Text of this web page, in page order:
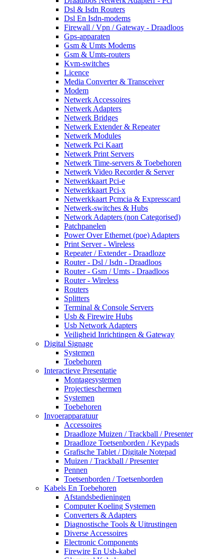
Dsl & Isdn Routers
Dsl En Isdn-modems
Firewall / Vpn / Gateway - Draadloos
Gps-apparaten
Gsm & Umts Modems
Gsm & Umts-routers
Kvm-switches
Licence
Media Converter & Transceiver
Modem
Netwerk Accessoires
Netwerk Adapters
Netwerk Bridges
Netwerk Extender & Repeater
Netwerk Modules
Netwerk Pci Kaart
Netwerk Print Servers
Netwerk Time-servers & Toebehoren
Netwerk Video Recorder & Server
Netwerkkaart Pci-e
Netwerkkaart Pci-x
Netwerkkaart Pcmcia & Expresscard
Netwerk-switches & Hubs
Network Adapters (non Categorised)
Patchpanelen
Power Over Ethernet (poe) Adapters
Print Server - Wireless
Repeater / Extender - Draadloze
Router - Dsl / Isdn - Draadloos
Router - Gsm / Umts - Draadloos
Router - Wireless
Routers
Splitters
Terminal & Console Servers
Usb & Firewire Hubs
Usb Network Adapters
Veiligheid Inrichtingen & Gateway
Digital Signage
Systemen
Toebehoren
Interactieve Presentatie
Montagesystemen
Projectieschermen
Systemen
Toebehoren
Invoerapparatuur
Accessoires
Draadloze Muizen / Trackball / Presenter
Draadloze Toetsenborden / Keypads
Grafische Tablet / Digitale Notepad
Muizen / Trackball / Presenter
Pennen
Toetsenborden / Toetsenborden
Kabels En Toebehoren
Afstandsbedieningen
Computer Koeling Systemen
Converters & Adapters
Diagnostische Tools & Uitrustingen
Diverse Accessoires
Electronic Components
Firewire En Usb-kabel